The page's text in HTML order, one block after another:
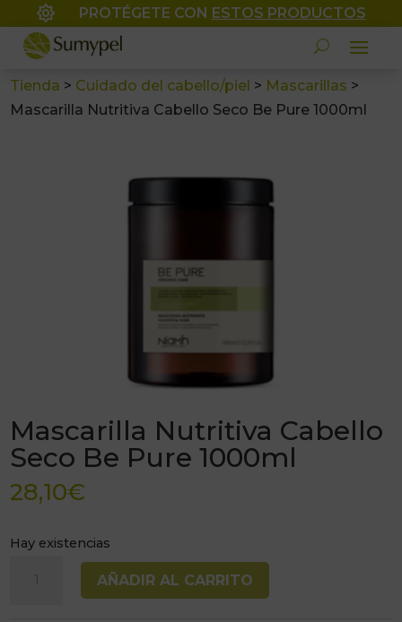
 PROTÉGETE CON ESTOS PRODUCTOS
Tienda > Cuidado del cabello/piel > Mascarillas >
Mascarilla Nutritiva Cabello Seco Be Pure 1000ml
Mascarilla Nutritiva Cabello
Seco Be Pure 1000ml
28,10€
Hay existencias
Mascarilla
AÑADIR AL CARRITO